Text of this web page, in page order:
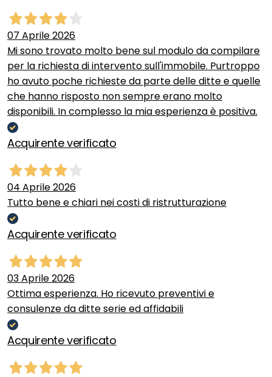
07 Aprile 2026
Mi sono trovato molto bene sul modulo da compilare
per la richiesta di intervento sull'immobile. Purtroppo
ho avuto poche richieste da parte delle ditte e quelle
che hanno risposto non sempre erano molto
disponibili. In complesso la mia esperienza è positiva.
Acquirente verificato
04 Aprile 2026
Tutto bene e chiari nei costi di ristrutturazione
Acquirente verificato
03 Aprile 2026
Ottima esperienza. Ho ricevuto preventivi e
consulenze da ditte serie ed affidabili
Acquirente verificato